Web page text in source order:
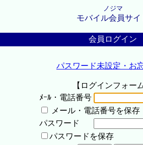
ノジマ
モバイル会員サイ
会員ログイン
パスワード未設定・お
【ログインフォーム
ﾒｰﾙ・電話番号
メール・電話番号を保存
パスワード
パスワードを保存